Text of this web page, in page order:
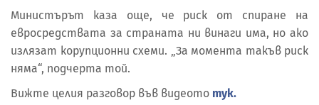
Министърът каза още, че риск от спиране на
евросредствата за страната ни винаги има, но ако
излязат корупционни схеми. „За момента такъв риск
няма“, подчерта той.
Вижте целия разговор във видеото тук.